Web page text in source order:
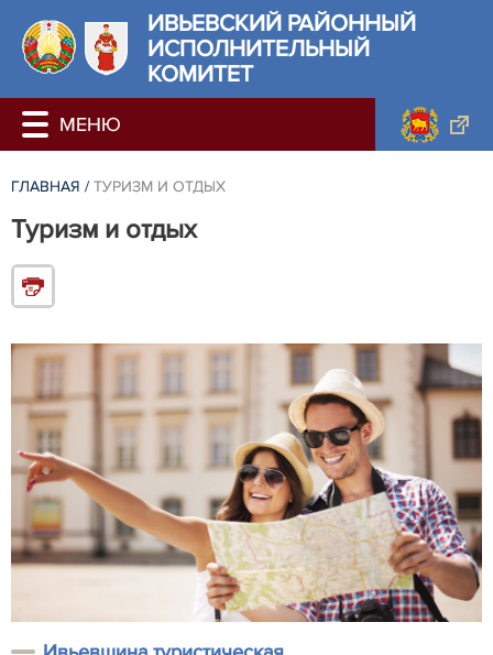
ИВЬЕВСКИЙ РАЙОННЫЙ
ИСПОЛНИТЕЛЬНЫЙ
КОМИТЕТ
ГЛАВНАЯ / ТУРИЗМ И ОТДЫХ
Туризм и отдых